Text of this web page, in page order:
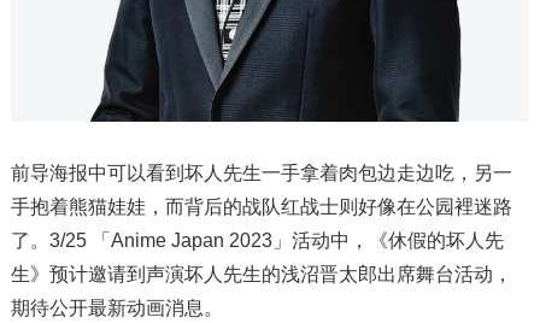
前导海报中可以看到坏人先生一手拿着肉包边走边吃，另一
手抱着熊猫娃娃，而背后的战队红战士则好像在公园裡迷路
了。3/25 「Anime Japan 2023」活动中，《休假的坏人先
生》预计邀请到声演坏人先生的浅沼晋太郎出席舞台活动，
期待公开最新动画消息。